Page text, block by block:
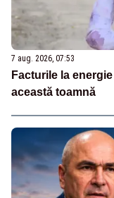
7 aug. 2026, 07:53
Facturile la
această toamnă